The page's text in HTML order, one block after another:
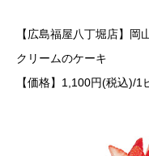
【広島福屋八丁堀店】
クリームのケーキ
【価格】1,100円(税込)/1